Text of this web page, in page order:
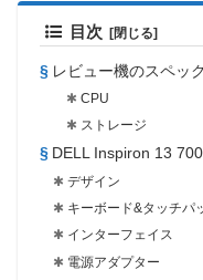
目次
レビュー機のスペック
CPU
ストレージ
DELL Inspiron 13
デザイン
キーボード&タッチパ
インターフェイス
電源アダプター